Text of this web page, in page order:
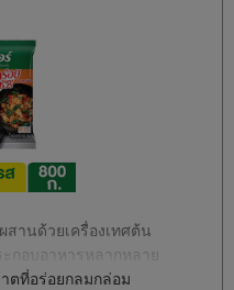
านด้วยเครื่องเทศต้น
กอบอาหารหลากหลาย
ตที่อร่อยกลมกล่อม